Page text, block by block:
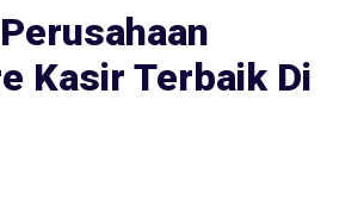
Kasir Terbaik Di